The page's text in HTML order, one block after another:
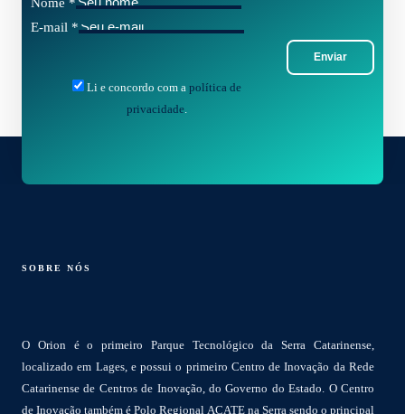
Nome *
E-mail *
Enviar
Li e concordo com a política de
privacidade.
SOBRE NÓS
O Orion é o primeiro Parque Tecnológico da Serra Catarinense,
localizado em Lages, e possui o primeiro Centro de Inovação da Rede
Catarinense de Centros de Inovação, do Governo do Estado. O Centro
de Inovação também é Polo Regional ACATE na Serra sendo o principal